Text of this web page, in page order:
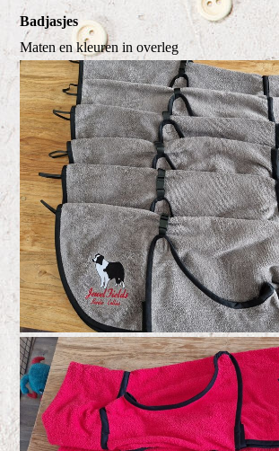
Badjasjes
Maten en kleuren in overleg